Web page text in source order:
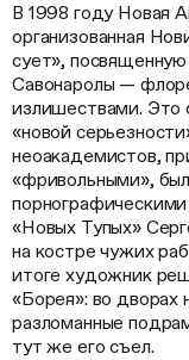
В 1998 году Новая
организованная
сует»,
Савонаролы —
излишествами. Это
«новой
неоакадемистов,
«фривольными»,
«Новых Тупых»
на костре чужих
итоге художник
«Борея»: во дворах
разломанные
тут же его съел.